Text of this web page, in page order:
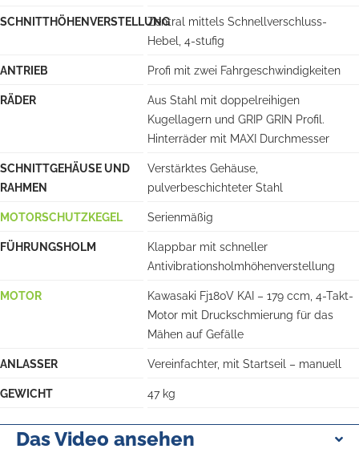
SCHNITTHÖHENVERSTELLUNGZentral mittels Schnellverschluss-
Hebel, 4-stufig
ANTRIEB Profi mit zwei Fahrgeschwindigkeiten
RÄDER
Aus Stahl mit doppelreihigen
Kugellagern und GRIP GRIN Profil.
Hinterräder mit MAXI Durchmesser
SCHNITTGEHÄUSE UND
RAHMEN
Verstärktes Gehäuse,
pulverbeschichteter Stahl
MOTORSCHUTZKEGEL Serienmäßig
FÜHRUNGSHOLM
Klappbar mit schneller
Antivibrationsholmhöhenverstellung
MOTOR
Kawasaki Fj180V KAI – 179 ccm, 4-Takt-
Motor mit Druckschmierung für das
Mähen auf Gefälle
ANLASSER Vereinfachter, mit Startseil – manuell
GEWICHT 47 kg
Das Video ansehen